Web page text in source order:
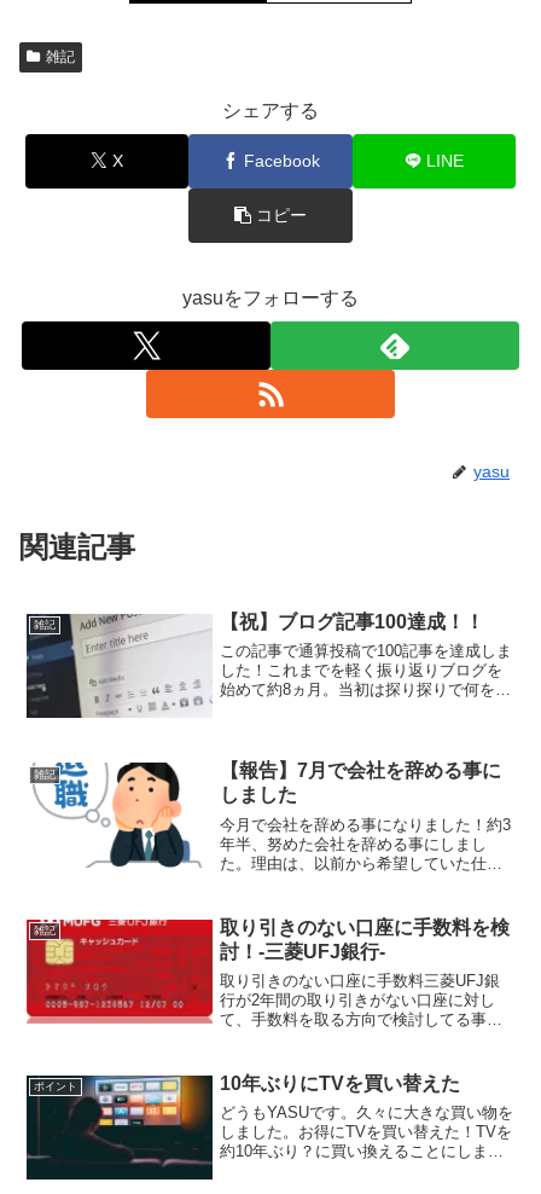
雑記
シェアする
X Facebook LINE
コピー
yasuをフォローする
yasu
関連記事
雑記 【祝】ブログ記事100達成！！
この記事で通算投稿で100記事を達成しま
した！これまでを軽く振り返りブログを
始めて約8ヵ月。当初は探り探りで何を書
ていこうと決めまし...
雑記
【報告】7月で会社を辞める事に
しました
今月で会社を辞める事になりました！約3
年半、努めた会社を辞める事にしまし
た。理由は、以前から希望していた仕事
が、その時は、なかなか転職先も決まら
ずにいましたそんな時、今...
雑記
取り引きのない口座に手数料を検
討！-三菱UFJ銀行-
取り引きのない口座に手数料三菱UFJ銀
行が2年間の取り引きがない口座に対し
て、手数料を取る方向で検討してる事が
期は2020年10月頃の予定を検討導入され
れば、日本の...
ポイント 10年ぶりにTVを買い替えた
どうもYASUです。久々に大きな買い物を
しました。お得にTVを買い替えた！TVを
約10年ぶり？に買い換えることにしまし